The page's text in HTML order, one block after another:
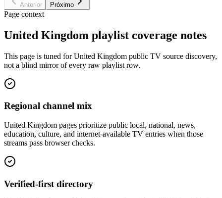
Anterior Próximo
Page context
United Kingdom playlist coverage notes
This page is tuned for United Kingdom public TV source discovery,
not a blind mirror of every raw playlist row.
Regional channel mix
United Kingdom pages prioritize public local, national, news,
education, culture, and internet-available TV entries when those
streams pass browser checks.
Verified-first directory